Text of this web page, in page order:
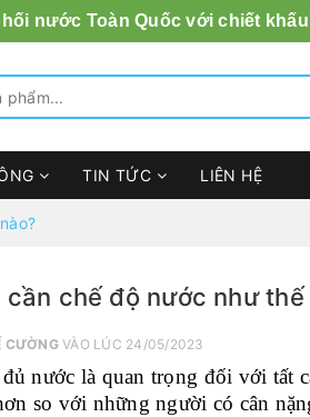
TIN TỨC LIÊN HỆ
cần chế độ nước như thế
CƯỜNGVÀO LÚC 24/05/2023
nước là quan trọng đối với tất
so với những người có cân
nước Toàn Quốc với chiết